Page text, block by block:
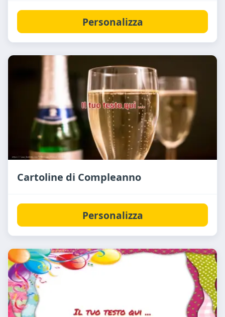
Personalizza
Cartoline di Compleanno
Personalizza